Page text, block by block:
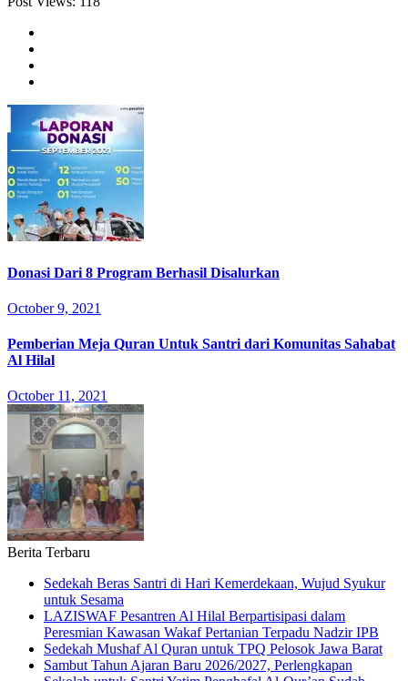
Donasi Dari 8 Program Berhasil Disalurkan
October 9, 2021
Pemberian Meja Quran Untuk Santri dari Komunitas Sahabat
Al Hilal
October 11, 2021
Berita Terbaru
Sedekah Beras Santri di Hari Kemerdekaan, Wujud Syukur
untuk Sesama
LAZISWAF Pesantren Al Hilal Berpartisipasi dalam
Peresmian Kawasan Wakaf Pertanian Terpadu Nadzir IPB
Sedekah Mushaf Al Quran untuk TPQ Pelosok Jawa Barat
Sambut Tahun Ajaran Baru 2026/2027, Perlengkapan